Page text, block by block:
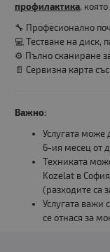
профилактика,
🔧 Професионално
💻 Тестване на диск,
⚙️ Пълно сканиране
📄 Сервизна карта
Важно:
Услугата може
6-ия месец от
Техниката
Kozelat в
(разходите са
Услугата важи
се отнася за